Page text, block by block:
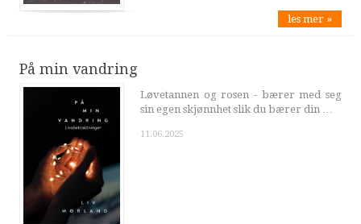
les mer »
På min vandring
Løvetannen og rosen - bærer med seg
sin egen skjønnhet slik du bærer din …
11.06.2025